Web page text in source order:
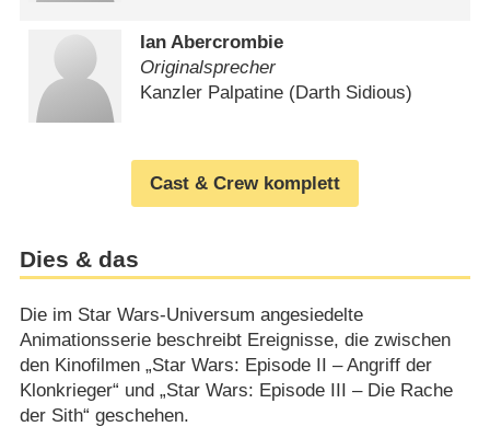
Ian Abercrombie
Originalsprecher
Kanzler Palpatine (Darth Sidious)
Cast & Crew komplett
Dies & das
Die im Star Wars-Universum angesiedelte
Animationsserie beschreibt Ereignisse, die zwischen
den Kinofilmen „Star Wars: Episode II – Angriff der
Klonkrieger“ und „Star Wars: Episode III – Die Rache
der Sith“ geschehen.